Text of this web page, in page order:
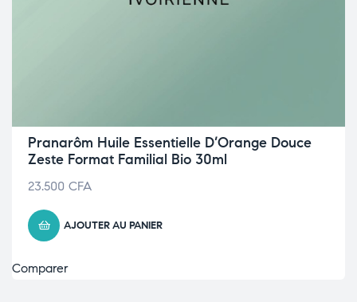
Pranarôm Huile Essentielle D’Orange Douce
Zeste Format Familial Bio 30ml
23.500 CFA
AJOUTER AU PANIER
Comparer